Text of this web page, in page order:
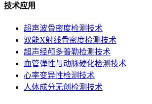
技术应用
超声波骨密度检测技术
双能X射线骨密度检测技术
超声经颅多普勒检测技术
血管弹性与动脉硬化检测技术
心率变异性检测技术
人体成分无创检测技术